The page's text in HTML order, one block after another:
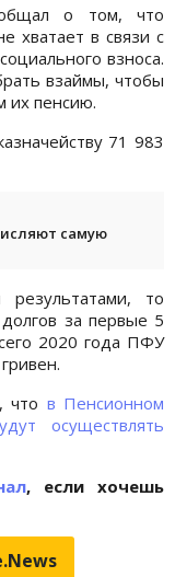
о том, что
хватает в связи с
взноса.
взаймы, чтобы
их пенсию.
71 983
самую
результатами, то
за первые 5
2020 года ПФУ
что в Пенсионном
осуществлять
, если хочешь